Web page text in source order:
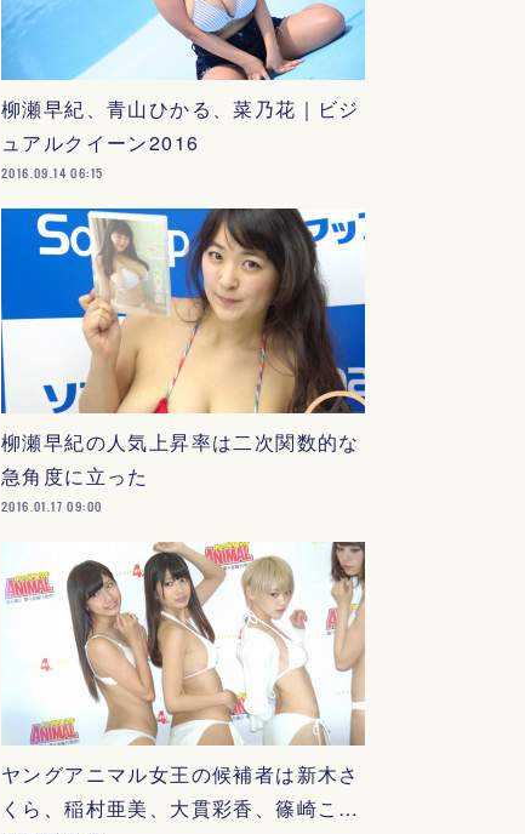
柳瀬早紀、青山ひかる、菜乃花｜ビジ
ュアルクイーン2016
2016.09.14 06:15
柳瀬早紀の人気上昇率は二次関数的な
急角度に立った
2016.01.17 09:00
ヤングアニマル女王の候補者は新木さ
くら、稲村亜美、大貫彩香、篠崎こ…